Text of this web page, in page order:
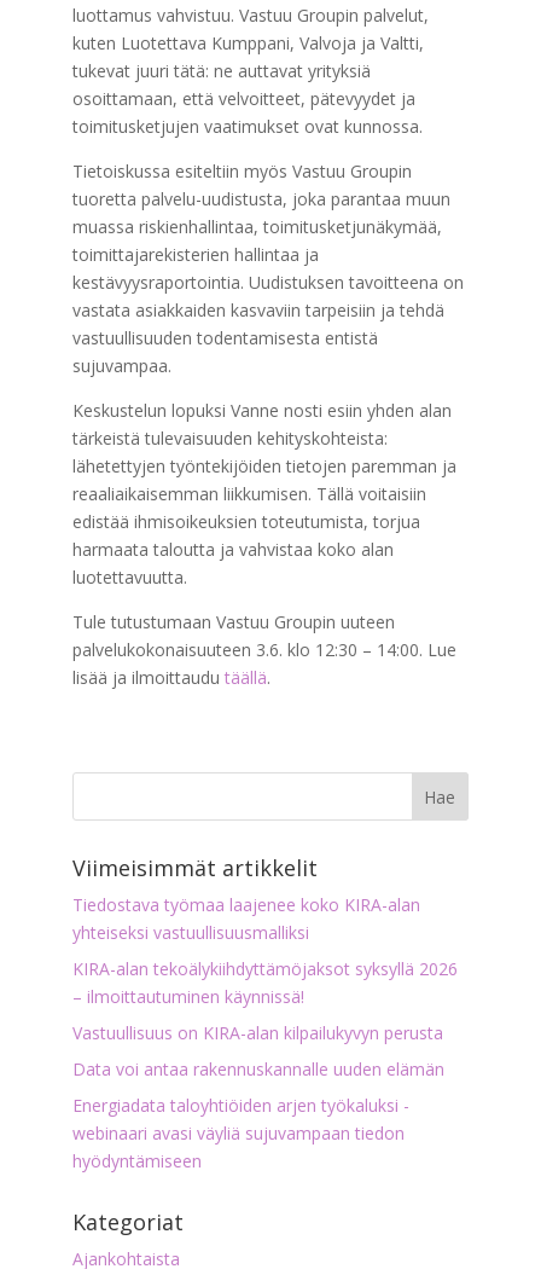
luottamus vahvistuu. Vastuu Groupin palvelut,
kuten Luotettava Kumppani, Valvoja ja Valtti,
tukevat juuri tätä: ne auttavat yrityksiä
osoittamaan, että velvoitteet, pätevyydet ja
toimitusketjujen vaatimukset ovat kunnossa.
Tietoiskussa esiteltiin myös Vastuu Groupin
tuoretta palvelu-uudistusta, joka parantaa muun
muassa riskienhallintaa, toimitusketjunäkymää,
toimittajarekisterien hallintaa ja
kestävyysraportointia. Uudistuksen tavoitteena on
vastata asiakkaiden kasvaviin tarpeisiin ja tehdä
vastuullisuuden todentamisesta entistä
sujuvampaa.
Keskustelun lopuksi Vanne nosti esiin yhden alan
tärkeistä tulevaisuuden kehityskohteista:
lähetettyjen työntekijöiden tietojen paremman ja
reaaliaikaisemman liikkumisen. Tällä voitaisiin
edistää ihmisoikeuksien toteutumista, torjua
harmaata taloutta ja vahvistaa koko alan
luotettavuutta.
Tule tutustumaan Vastuu Groupin uuteen
palvelukokonaisuuteen 3.6. klo 12:30 – 14:00. Lue
lisää ja ilmoittaudu täällä.
Viimeisimmät artikkelit
Tiedostava työmaa laajenee koko KIRA-alan
yhteiseksi vastuullisuusmalliksi
KIRA-alan tekoälykiihdyttämöjaksot syksyllä 2026
– ilmoittautuminen käynnissä!
Vastuullisuus on KIRA-alan kilpailukyvyn perusta
Data voi antaa rakennuskannalle uuden elämän
Energiadata taloyhtiöiden arjen työkaluksi -
webinaari avasi väyliä sujuvampaan tiedon
hyödyntämiseen
Kategoriat
Ajankohtaista